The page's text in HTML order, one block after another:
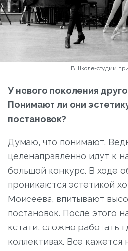
В Школе-студии
У нового поколения
Понимают ли они
постановок?
Думаю, что понимают.
целенаправленно идут к
большой конкурс. В ходе
проникаются эстетикой
Моисеева, впитывают
постановок. После этого
кстати, сложно работать
коллективах. Все кажется